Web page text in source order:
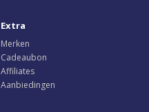
Extra
Merken
Cadeaubon
Affiliates
Aanbiedingen